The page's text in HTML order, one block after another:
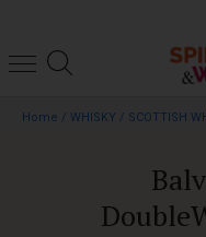
Home / WHISKY / SCOTTISH